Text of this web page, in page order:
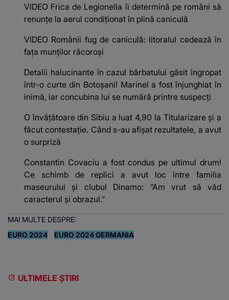
VIDEO Frica de Legionella îi determină pe români să
renunțe la aerul condiționat în plină caniculă
VIDEO Românii fug de caniculă: litoralul cedează în
fața munților răcoroși
Detalii halucinante în cazul bărbatului găsit îngropat
într-o curte din Botoșani! Marinel a fost înjunghiat în
inimă, iar concubina lui se numără printre suspecți
O învățătoare din Sibiu a luat 4,90 la Titularizare și a
făcut contestație. Când s-au afișat rezultatele, a avut
o surpriză
Constantin Covaciu a fost condus pe ultimul drum!
Ce schimb de replici a avut loc între familia
maseurului și clubul Dinamo: “Am vrut să văd
caracterul și obrazul.”
MAI MULTE DESPRE:
EURO 2024
EURO 2024 GERMANIA
ULTIMELE ȘTIRI